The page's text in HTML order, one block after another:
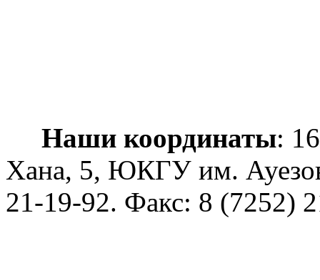
Наши координаты:
Хана, 5, ЮКГУ им.
21-19-92. Факс: 8 (7252)